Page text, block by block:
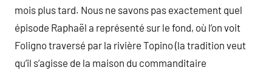
mois plus tard. Nous ne savons pas exactement quel
épisode Raphaël a représenté sur le fond, où l’on voit
Foligno traversé par la rivière Topino (la tradition veut
qu’il s’agisse de la maison du commanditaire